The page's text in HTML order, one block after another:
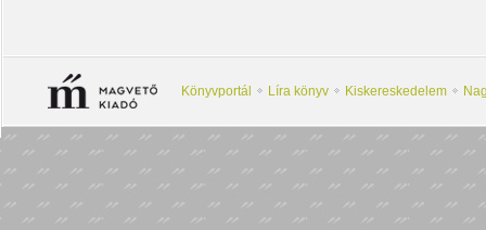
Könyvportál Líra könyv Kiskereskedelem